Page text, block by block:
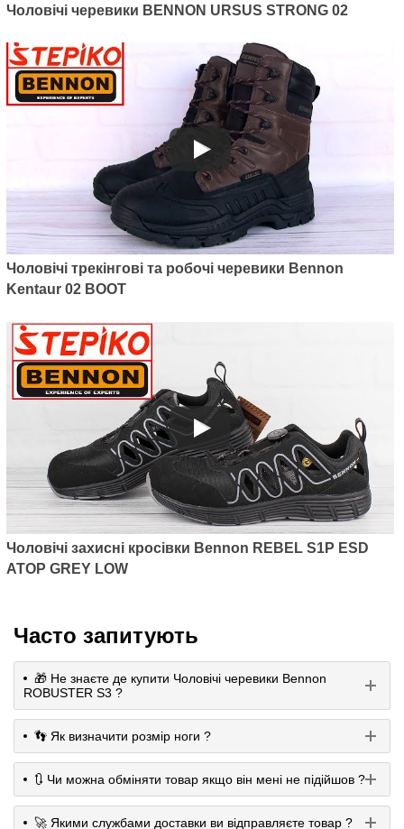
BOMBIS LITE S1 Yellow NM
Чоловічі черевики BENNON URSUS STRONG 02
Чоловічі трекінгові та робочі черевики Bennon
Kentaur 02 BOOT
Чоловічі захисні кросівки Bennon REBEL S1P ESD
ATOP GREY LOW
Часто запитують
🎁 Не знаєте де купити Чоловічі черевики Bennon
ROBUSTER S3 ?
👣 Як визначити розмір ноги ?
🔃 Чи можна обміняти товар якщо він мені не підійшов ?
🚀 Якими службами доставки ви відправляєте товар ?